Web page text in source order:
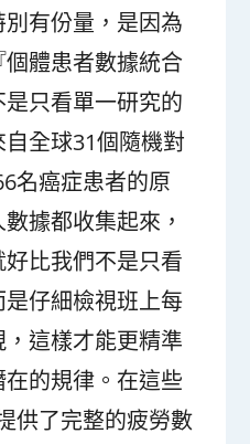
別有份量，是因為
體患者數據統合
只看單一研究的
全球31個隨機對
名癌症患者的原
據都收集起來，
比我們不是只看
仔細檢視班上每
這樣才能更精準
的規律。在這些
供了完整的疲勞數